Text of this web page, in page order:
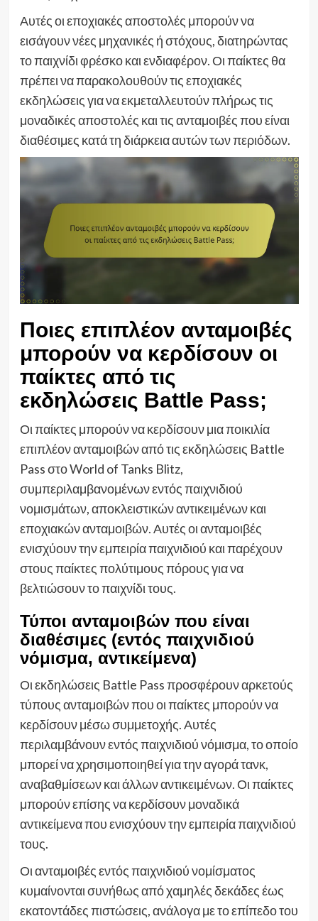
Αυτές οι εποχιακές αποστολές μπορούν να
εισάγουν νέες μηχανικές ή στόχους, διατηρώντας
το παιχνίδι φρέσκο και ενδιαφέρον. Οι παίκτες θα
πρέπει να παρακολουθούν τις εποχιακές
εκδηλώσεις για να εκμεταλλευτούν πλήρως τις
μοναδικές αποστολές και τις ανταμοιβές που είναι
διαθέσιμες κατά τη διάρκεια αυτών των περιόδων.
Ποιες επιπλέον ανταμοιβές
μπορούν να κερδίσουν οι
παίκτες από τις
εκδηλώσεις Battle Pass;
Οι παίκτες μπορούν να κερδίσουν μια ποικιλία
επιπλέον ανταμοιβών από τις εκδηλώσεις Battle
Pass στο World of Tanks Blitz,
συμπεριλαμβανομένων εντός παιχνιδιού
νομισμάτων, αποκλειστικών αντικειμένων και
εποχιακών ανταμοιβών. Αυτές οι ανταμοιβές
ενισχύουν την εμπειρία παιχνιδιού και παρέχουν
στους παίκτες πολύτιμους πόρους για να
βελτιώσουν το παιχνίδι τους.
Τύποι ανταμοιβών που είναι
διαθέσιμες (εντός παιχνιδιού
νόμισμα, αντικείμενα)
Οι εκδηλώσεις Battle Pass προσφέρουν αρκετούς
τύπους ανταμοιβών που οι παίκτες μπορούν να
κερδίσουν μέσω συμμετοχής. Αυτές
περιλαμβάνουν εντός παιχνιδιού νόμισμα, το οποίο
μπορεί να χρησιμοποιηθεί για την αγορά τανκ,
αναβαθμίσεων και άλλων αντικειμένων. Οι παίκτες
μπορούν επίσης να κερδίσουν μοναδικά
αντικείμενα που ενισχύουν την εμπειρία παιχνιδιού
τους.
Οι ανταμοιβές εντός παιχνιδιού νομίσματος
κυμαίνονται συνήθως από χαμηλές δεκάδες έως
εκατοντάδες πιστώσεις, ανάλογα με το επίπεδο του